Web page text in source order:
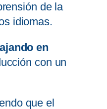
de la
idiomas.
en
con un
que el